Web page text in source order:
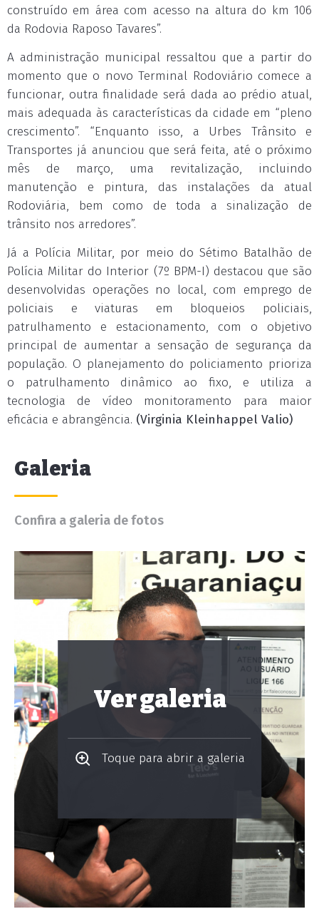
construído em área com acesso na altura do km 106
da Rodovia Raposo Tavares”.
A administração municipal ressaltou que a partir do
momento que o novo Terminal Rodoviário comece a
funcionar, outra finalidade será dada ao prédio atual,
mais adequada às características da cidade em “pleno
crescimento”. “Enquanto isso, a Urbes Trânsito e
Transportes já anunciou que será feita, até o próximo
mês de março, uma revitalização, incluindo
manutenção e pintura, das instalações da atual
Rodoviária, bem como de toda a sinalização de
trânsito nos arredores”.
Já a Polícia Militar, por meio do Sétimo Batalhão de
Polícia Militar do Interior (7º BPM-I) destacou que são
desenvolvidas operações no local, com emprego de
policiais e viaturas em bloqueios policiais,
patrulhamento e estacionamento, com o objetivo
principal de aumentar a sensação de segurança da
população. O planejamento do policiamento prioriza
o patrulhamento dinâmico ao fixo, e utiliza a
tecnologia de vídeo monitoramento para maior
eficácia e abrangência. (Virginia Kleinhappel Valio)
Galeria
Confira a galeria de fotos
Ver galeria
Toque para abrir a galeria